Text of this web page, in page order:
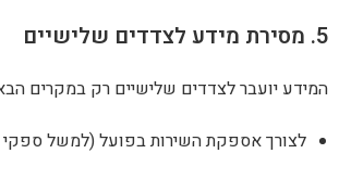
לצדדים שלישיים רק במקרים הבאים:
השירות בפועל (למשל ספקי אחסון);